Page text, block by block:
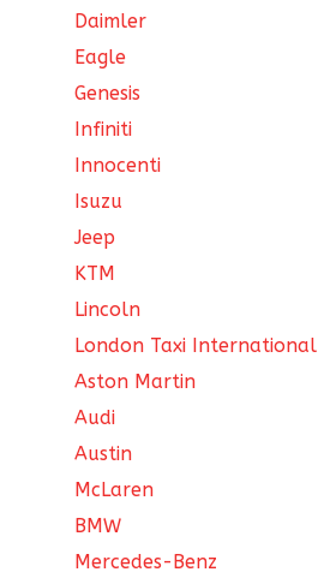
Daimler
Eagle
Genesis
Infiniti
Innocenti
Isuzu
Jeep
KTM
Lincoln
London Taxi International
Aston Martin
Audi
Austin
McLaren
BMW
Mercedes-Benz